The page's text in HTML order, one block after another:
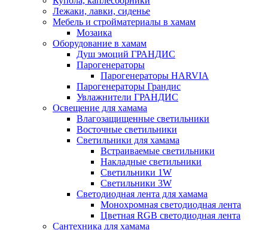
Лежаки, лавки, сиденье
Мебель и стройматериалы в хамам
Мозаика
Оборудование в хамам
Душ эмоций ГРАНДИС
Парогенераторы
Парогенераторы HARVIA
Парогенераторы Грандис
Увлажнители ГРАНДИС
Освещение для хамама
Влагозащищенные светильники
Восточные светильники
Светильники для хамама
Встраиваемые светильники
Накладные светильники
Светильники 1W
Светильники 3W
Светодиодная лента для хамама
Монохромная светодиодная лента
Цветная RGB светодиодная лента
Сантехника для хамама